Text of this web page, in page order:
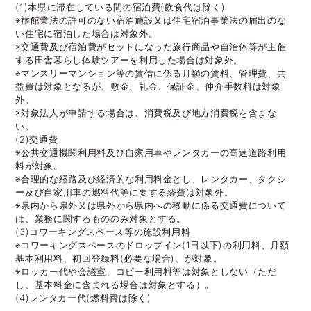
(1)本県に滞在している間の宿泊費(飲食代は除く)
※旅館業法の許可のない宿泊施設又は住宅宿泊事業法の届出のな
い住宅に宿泊した場合は対象外。
※交通費及び宿泊費がセットになった旅行商品や自治体等が主催
する田舎暮らし体験ツアーを利用した場合は対象外。
※マンスリーマンション等の賃借に係る月額の賃料、管理費、共
益費は対象となるが、敷金、礼金、保証金、仲介手数料は対象
外。
※対象法人が申請する場合は、消費税及び地方消費税を含まな
い。
(2)交通費
※公共交通機関利用料及び自家用車やレンタカーの高速道路利用
料が対象。
※合理的な経路及び経済的な利用料金とし、レンタカー、タクシ
ー及び自家用車の燃料代等に要する経費は対象外。
※県内から県外又は県外から県内への移動に係る交通費について
は、業務に関するもののみ対象とする。
(3)コワーキングスペース等の施設利用料
※コワーキングスペースのドロップイン(1日以下)の利用料、月額
基本利用料、初回登録料(必要な場合)、が対象。
※ロッカー代や会議室、コピー利用料等は対象としない（ただ
し、基本料金に含まれる場合は対象とする）。
(4)レンタカー代(燃料費は除く)